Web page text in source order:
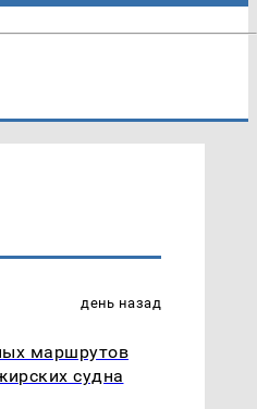
день назад
маршрутов
судна